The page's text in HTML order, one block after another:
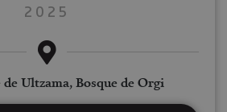
2025
de Ultzama, Bosque de Orgi